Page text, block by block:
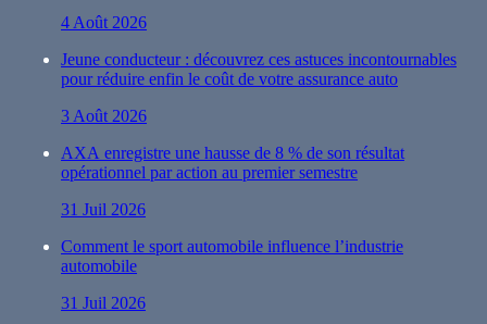
4 Août 2026
Jeune conducteur : découvrez ces astuces incontournables
pour réduire enfin le coût de votre assurance auto
3 Août 2026
AXA enregistre une hausse de 8 % de son résultat
opérationnel par action au premier semestre
31 Juil 2026
Comment le sport automobile influence l’industrie
automobile
31 Juil 2026